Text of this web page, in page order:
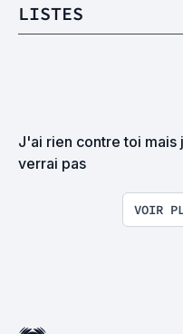
LISTES
J'ai rien contre toi mais
verrai pas
VOIR